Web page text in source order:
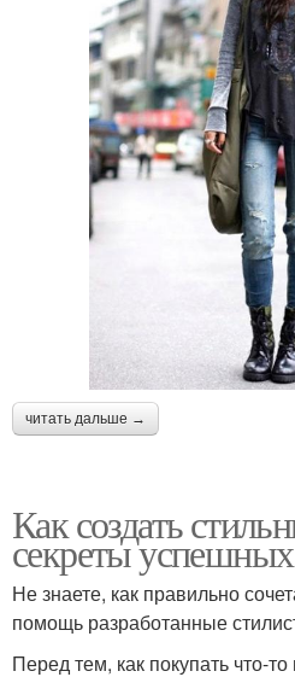
читать дальше →
Как создать
секреты
Не знаете, как правильно
помощь разработанные
Перед тем, как покупать что-